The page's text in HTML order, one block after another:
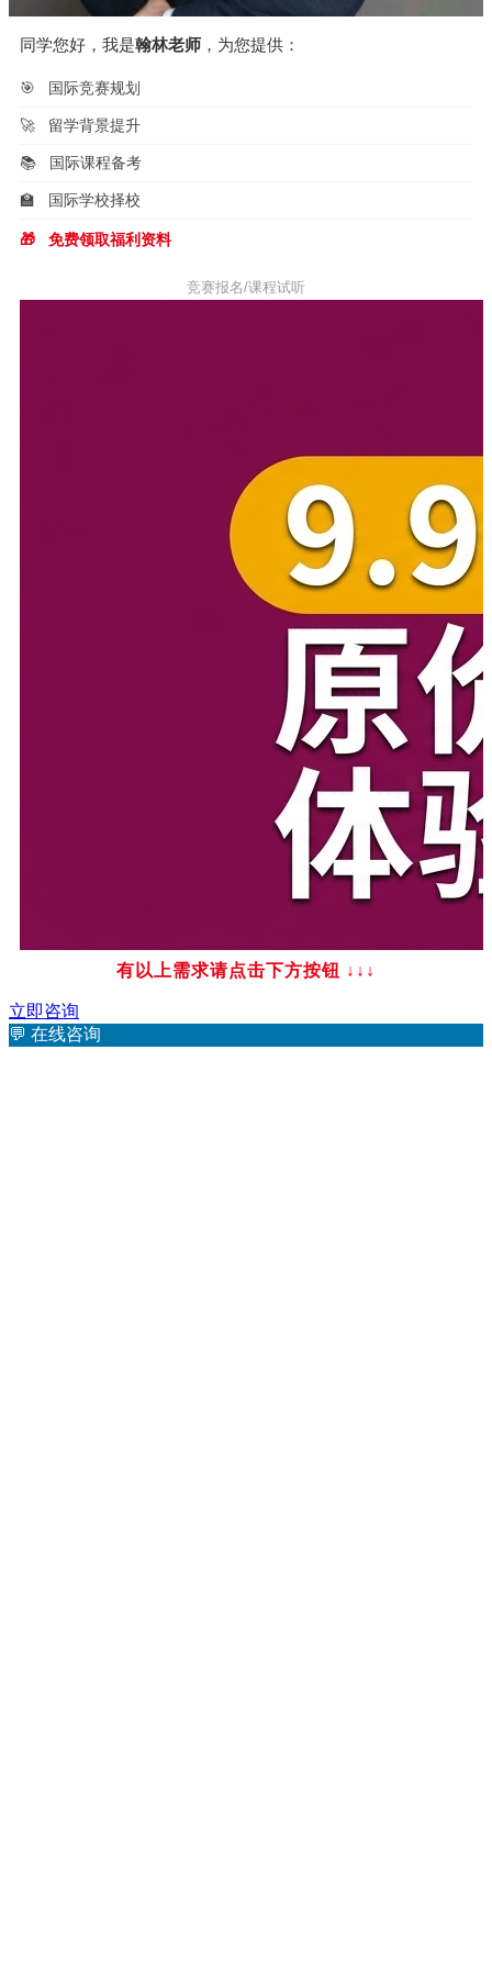
同学您好，我是翰林老师 ，为您提供：
🎯 国际竞赛规划
🚀 留学背景提升
📚 国际课程备考
🏫 国际学校择校
🎁 免费领取福利资料
竞赛报名/课程试听
有以上需求请点击下方按钮 ↓↓↓
立即咨询
💬 在线咨询